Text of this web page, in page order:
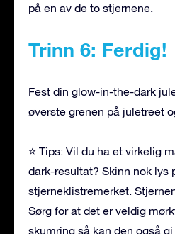
på en av de to stjernene.
Trinn 6: Ferdig!
Fest din glow-in-the-dark
øverste grenen på juletreet
⭐ Tips: Vil du ha et virkelig
dark-resultat? Skinn nok lys
stjerneklistremerket.
Sørg for at det er veldig
skumring så kan den også